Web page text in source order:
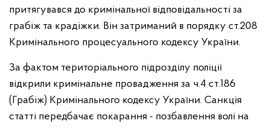
притягувався до кримінальної відповідальності за
грабіж та крадіжки. Він затриманий в порядку ст.208
Кримінального процесуального кодексу України.
За фактом територіального підрозділу поліції
відкрили кримінальне провадження за ч.4 ст.186
(Грабіж) Кримінального кодексу України. Санкція
статті передбачає покарання - позбавлення волі на